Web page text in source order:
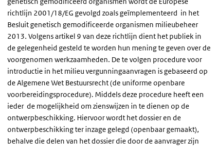
richtlijn 2001/18/EG gevolgd zoals geïmplementeerd in het
Besluit genetisch gemodificeerde organismen milieubeheer
2013. Volgens artikel 9 van deze richtlijn dient het publiek in
de gelegenheid gesteld te worden hun mening te geven over de
voorgenomen werkzaamheden. De te volgen procedure voor
introductie in het milieu vergunningaanvragen is gebaseerd op
de Algemene Wet Bestuursrecht (de uniforme openbare
voorbereidingsprocedure). Middels deze procedure heeft een
ieder de mogelijkheid om zienswijzen in te dienen op de
ontwerpbeschikking. Hiervoor wordt het dossier en de
ontwerpbeschikking ter inzage gelegd (openbaar gemaakt),
behalve die delen van het dossier die door de aanvrager zijn